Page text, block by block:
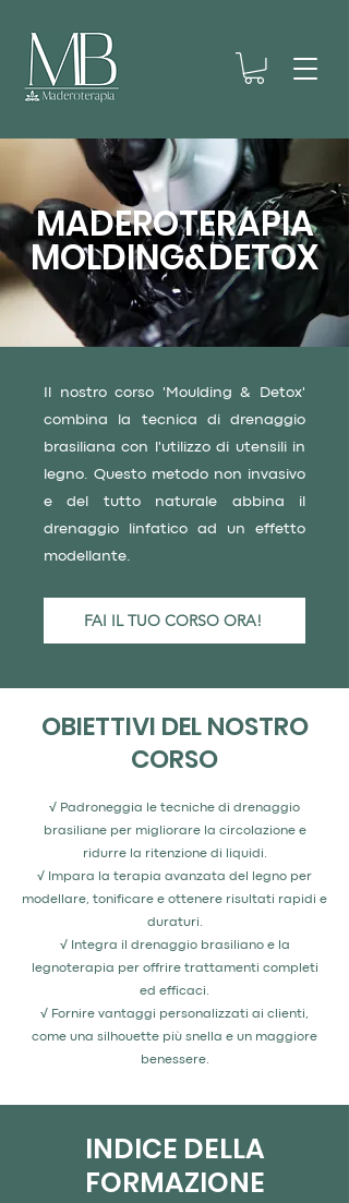
MADEROTERAPIA
MOLDING&DETOX
Il nostro corso 'Moulding & Detox'
combina la tecnica di drenaggio
brasiliana con l'utilizzo di utensili in
legno. Questo metodo non invasivo
e del tutto naturale abbina il
drenaggio linfatico ad un effetto
modellante.
FAI IL TUO CORSO ORA!
OBIETTIVI DEL NOSTRO
CORSO
√ Padroneggia le tecniche di drenaggio
brasiliane per migliorare la circolazione e
ridurre la ritenzione di liquidi.
√ Impara la terapia avanzata del legno per
modellare, tonificare e ottenere risultati rapidi e
duraturi.
√ Integra il drenaggio brasiliano e la
legnoterapia per offrire trattamenti completi
ed efficaci.
√ Fornire vantaggi personalizzati ai clienti,
come una silhouette più snella e un maggiore
benessere.
INDICE DELLA
FORMAZIONE